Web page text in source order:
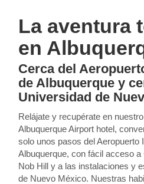
La aventura
en
Cerca del
de Albuquerque y
Universidad de
Relájate y recupérate en
Albuquerque Airport hotel,
solo unos pasos del Aeropuerto
Albuquerque, con fácil acceso a
Nob Hill y a las instalaciones y
de Nuevo México. Nuestras